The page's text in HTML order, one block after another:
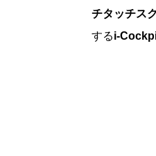
チタッチス
するi-